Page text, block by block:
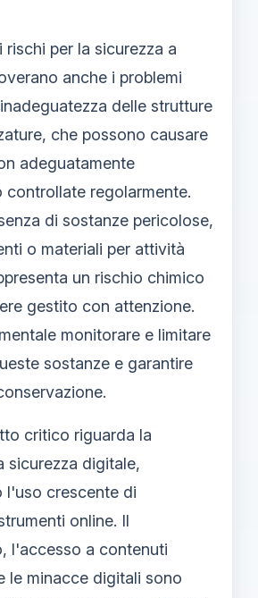
rischi per la sicurezza a
anche i problemi
delle strutture
che possono causare
adeguatamente
controllate regolarmente.
di sostanze pericolose,
o materiali per attività
un rischio chimico
gestito con attenzione.
monitorare e limitare
sostanze e garantire
critico riguarda la
sicurezza digitale,
l'uso crescente di
online. Il
l'accesso a contenuti
le minacce digitali sono